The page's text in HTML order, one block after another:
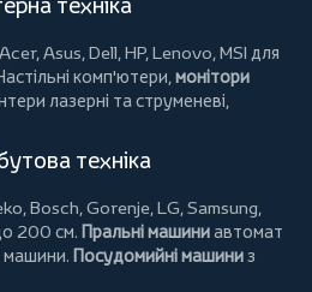
Acer, Asus, Dell, HP, Lenovo, MSI для
комп'ютери, монітори
лазерні та струменеві,
техніка
, Bosch, Gorenje, LG, Samsung,
200 см. Пральні машиниавтомат
машини. Посудомийні машиниз